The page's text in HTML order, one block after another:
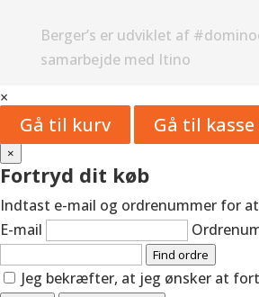
Berger’s er udviklet af
samarbejde med Itino
×
Gå til kurv Gå til kasse
×
Fortryd dit køb
Indtast e-mail og ordrenummer for
E-mail
Find ordre
Jeg bekræfter, at jeg ønsker at